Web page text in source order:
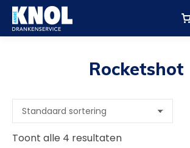
Rocketshot
Toont alle 4 resultaten